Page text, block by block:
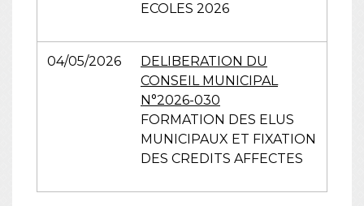
ECOLES 2026
04/05/2026
DELIBERATION DU
CONSEIL MUNICIPAL
N°2026-030
FORMATION DES ELUS
MUNICIPAUX ET FIXATION
DES CREDITS AFFECTES